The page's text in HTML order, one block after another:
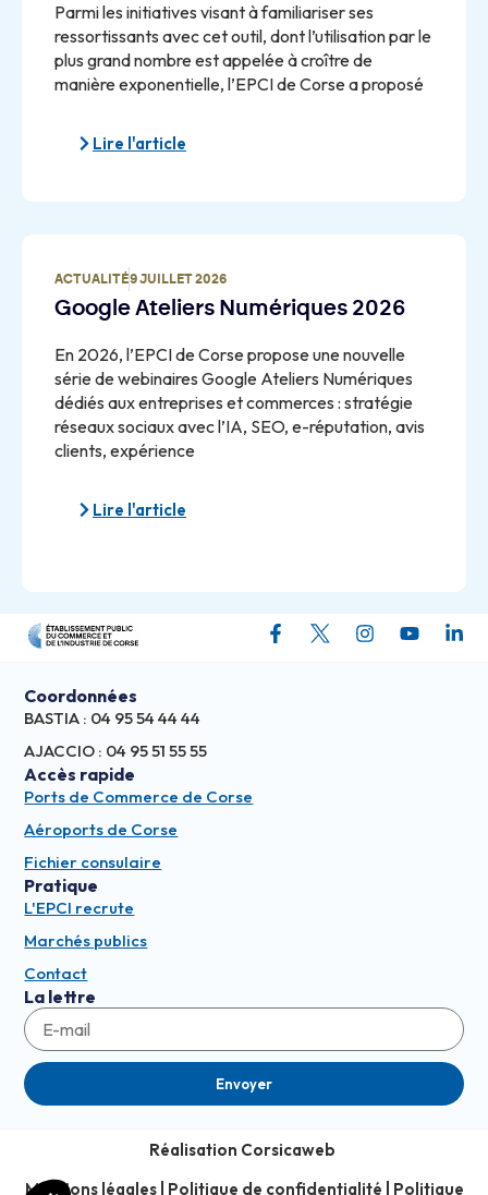
Parmi les initiatives visant à familiariser ses
ressortissants avec cet outil, dont l’utilisation par le
plus grand nombre est appelée à croître de
manière exponentielle, l’EPCI de Corse a proposé
Lire l'article
ACTUALITÉ9 JUILLET 2026
Google Ateliers Numériques 2026
En 2026, l’EPCI de Corse propose une nouvelle
série de webinaires Google Ateliers Numériques
dédiés aux entreprises et commerces : stratégie
réseaux sociaux avec l’IA, SEO, e-réputation, avis
clients, expérience
Lire l'article
Coordonnées
BASTIA : 04 95 54 44 44
AJACCIO : 04 95 51 55 55
Accès rapide
Ports de Commerce de Corse
Aéroports de Corse
Fichier consulaire
Pratique
L'EPCI recrute
Marchés publics
Contact
La lettre
Envoyer
Réalisation Corsicaweb
Mentions légales| Politique de confidentialité Politique